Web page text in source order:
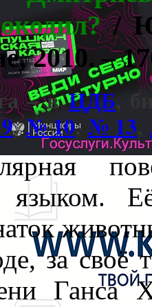
/
2010. –
– вЦДБ,
,№ 10, № 13
языком.
за своё
Ганса